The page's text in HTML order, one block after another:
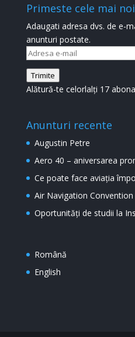
Primeste cele mai
Adaugati adresa dvs. de e-
anunturi postate.
Adresa
e-
mail
Trimite
Alătură-te celorlalți 17
Anunturi recente
Augustin Petre
Aero 40 – aniversarea
Ce poate face aviația
Air Navigation Convention
Oportunități de studii la
Română
English